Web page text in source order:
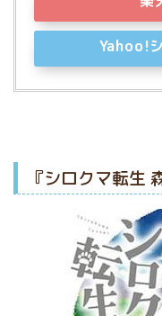
Yahoo!
『シロクマ転生